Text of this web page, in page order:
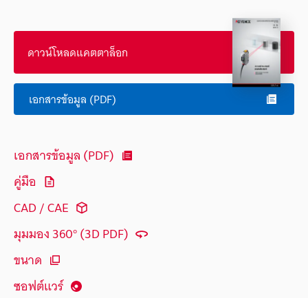
ดาวน์โหลดแคตตาล็อก
เอกสารข้อมูล (PDF)
เอกสารข้อมูล (PDF)
คู่มือ
CAD / CAE
มุมมอง 360° (3D PDF)
ขนาด
ซอฟต์แวร์